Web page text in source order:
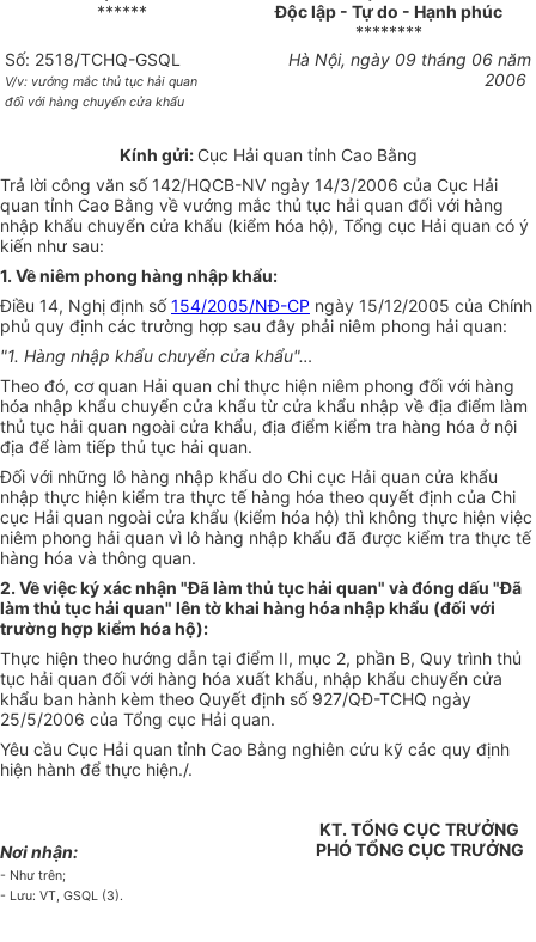
******
Độc lập - Tự do - Hạnh phúc
********
Số: 2518/TCHQ-GSQL
V/v: vướng mắc thủ tục hải quan
đối với hàng chuyển cửa khẩu
Hà Nội, ngày 09 tháng 06 năm
2006
Kính gửi: Cục Hải quan tỉnh Cao Bằng
Trả lời công văn số 142/HQCB-NV ngày 14/3/2006 của Cục Hải
quan tỉnh Cao Bằng về vướng mắc thủ tục hải quan đối với hàng
nhập khẩu chuyển cửa khẩu (kiểm hóa hộ), Tổng cục Hải quan có ý
kiến như sau:
1. Về niêm phong hàng nhập khẩu:
Điều 14, Nghị định số154/2005/NĐ-CP ngày 15/12/2005 của Chính
phủ quy định các trường hợp sau đây phải niêm phong hải quan:
"1. Hàng nhập khẩu chuyển cửa khẩu"…
Theo đó, cơ quan Hải quan chỉ thực hiện niêm phong đối với hàng
hóa nhập khẩu chuyển cửa khẩu từ cửa khẩu nhập về địa điểm làm
thủ tục hải quan ngoài cửa khẩu, địa điểm kiểm tra hàng hóa ở nội
địa để làm tiếp thủ tục hải quan.
Đối với những lô hàng nhập khẩu do Chi cục Hải quan cửa khẩu
nhập thực hiện kiểm tra thực tế hàng hóa theo quyết định của Chi
cục Hải quan ngoài cửa khẩu (kiểm hóa hộ) thì không thực hiện việc
niêm phong hải quan vì lô hàng nhập khẩu đã được kiểm tra thực tế
hàng hóa và thông quan.
2. Về việc ký xác nhận "Đã làm thủ tục hải quan" và đóng dấu "Đã
làm thủ tục hải quan" lên tờ khai hàng hóa nhập khẩu (đối với
trường hợp kiểm hóa hộ):
Thực hiện theo hướng dẫn tại điểm II, mục 2, phần B, Quy trình thủ
tục hải quan đối với hàng hóa xuất khẩu, nhập khẩu chuyển cửa
khẩu ban hành kèm theo Quyết định số 927/QĐ-TCHQ ngày
25/5/2006 của Tổng cục Hải quan.
Yêu cầu Cục Hải quan tỉnh Cao Bằng nghiên cứu kỹ các quy định
hiện hành để thực hiện./.
Nơi nhận:
- Như trên;
- Lưu: VT, GSQL (3).
KT. TỔNG CỤC TRƯỞNG
PHÓ TỔNG CỤC TRƯỞNG